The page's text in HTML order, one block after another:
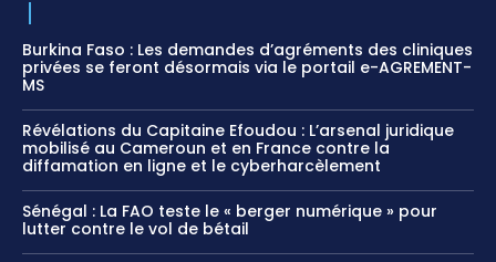
Burkina Faso : Les demandes d’agréments des cliniques
privées se feront désormais via le portail e-AGREMENT-
MS
Révélations du Capitaine Efoudou : L’arsenal juridique
mobilisé au Cameroun et en France contre la
diffamation en ligne et le cyberharcèlement
Sénégal : La FAO teste le « berger numérique » pour
lutter contre le vol de bétail